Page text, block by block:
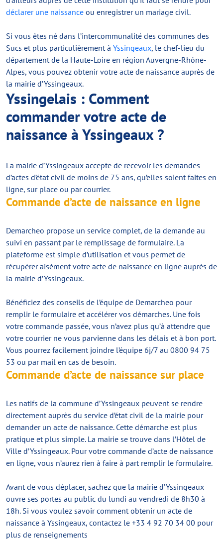
déclarer une naissance ou enregistrer un mariage civil.
Si vous êtes né dans l’intercommunalité des communes des
Sucs et plus particulièrement à Yssingeaux, le chef-lieu du
département de la Haute-Loire en région Auvergne-Rhône-
Alpes, vous pouvez obtenir votre acte de naissance auprès de
la mairie d’Yssingeaux.
Yssingelais : Comment
commander votre acte de
naissance à Yssingeaux ?
La mairie d’Yssingeaux accepte de recevoir les demandes
d’actes d’état civil de moins de 75 ans, qu’elles soient faites en
ligne, sur place ou par courrier.
Commande d’acte de naissance en ligne
Demarcheo propose un service complet, de la demande au
suivi en passant par le remplissage de formulaire. La
plateforme est simple d’utilisation et vous permet de
récupérer aisément votre acte de naissance en ligne auprès de
la mairie d’Yssingeaux.
Bénéficiez des conseils de l’équipe de Demarcheo pour
remplir le formulaire et accélérer vos démarches. Une fois
votre commande passée, vous n’avez plus qu’à attendre que
votre courrier ne vous parvienne dans les délais et à bon port.
Vous pourrez facilement joindre l’équipe 6j/7 au 0800 94 75
53 ou par mail en cas de besoin.
Commande d’acte de naissance sur place
Les natifs de la commune d’Yssingeaux peuvent se rendre
directement auprès du service d’état civil de la mairie pour
demander un acte de naissance. Cette démarche est plus
pratique et plus simple. La mairie se trouve dans l’Hôtel de
Ville d’Yssingeaux. Pour votre commande d’acte de naissance
en ligne, vous n’aurez rien à faire à part remplir le formulaire.
Avant de vous déplacer, sachez que la mairie d’Yssingeaux
ouvre ses portes au public du lundi au vendredi de 8h30 à
18h. Si vous voulez savoir comment obtenir un acte de
naissance à Yssingeaux, contactez le +33 4 92 70 34 00 pour
plus de renseignements